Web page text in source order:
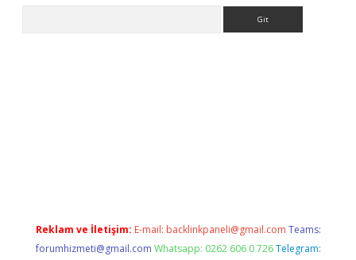
Reklam ve İletişim: E-mail: backlinkpaneli@gmail.com Teams:
forumhizmeti@gmail.com Whatsapp: 0262 606 0 726 Telegram: